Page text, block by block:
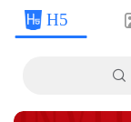
H5
